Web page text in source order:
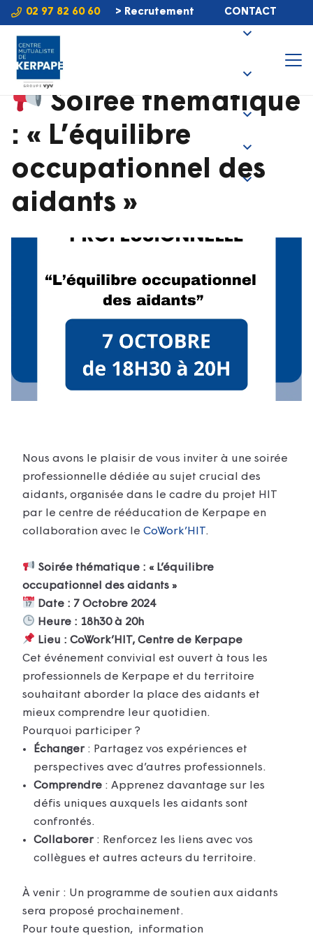
02 97 82 60 60 > Recrutement CONTACT
Soirée thématique
: « L’équilibre
occupationnel des
aidants »
Nous avons le plaisir de vous inviter à une soirée
professionnelle dédiée au sujet crucial des
aidants, organisée dans le cadre du projet HIT
par le centre de rééducation de Kerpape en
collaboration avec le CoWork’HIT.
Soirée thématique : « L’équilibre
occupationnel des aidants »
Date : 7 Octobre 2024
Heure : 18h30 à 20h
Lieu : CoWork’HIT, Centre de Kerpape
Cet événement convivial est ouvert à tous les
professionnels de Kerpape et du territoire
souhaitant aborder la place des aidants et
mieux comprendre leur quotidien.
Pourquoi participer ?
Échanger: Partagez vos expériences et
perspectives avec d’autres professionnels.
Comprendre : Apprenez davantage sur les
défis uniques auxquels les aidants sont
confrontés.
Collaborer : Renforcez les liens avec vos
collègues et autres acteurs du territoire.
À venir : Un programme de soutien aux aidants
sera proposé prochainement.
Pour toute question, information